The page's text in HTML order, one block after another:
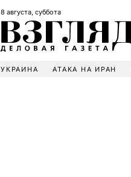
8 августа, суббота
УКРАИНА АТАКА НА ИРАН